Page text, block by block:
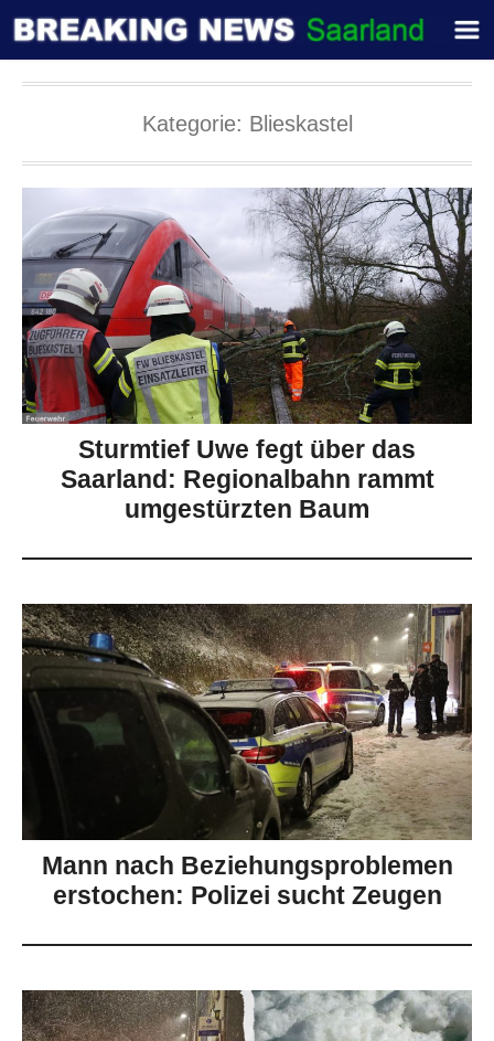
Kategorie: Blieskastel
Sturmtief Uwe fegt über das
Saarland: Regionalbahn rammt
umgestürzten Baum
Mann nach Beziehungsproblemen
erstochen: Polizei sucht Zeugen